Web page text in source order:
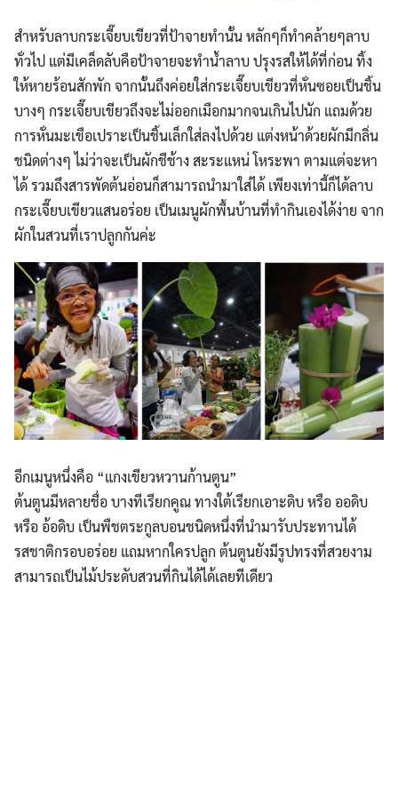
สำหรับลาบกระเจี๊ยบเขียวที่ป้าจายทำนั้น หลักๆก็ทำคล้ายๆลาบ
ทั่วไป แต่มีเคล็ดลับคือป้าจายจะทำน้ำลาบ ปรุงรสให้ได้ที่ก่อน ทิ้ง
ให้หายร้อนสักพัก จากนั้นถึงค่อยใส่กระเจี๊ยบเขียวที่หั่นซอยเป็นชิ้น
บางๆ กระเจี๊ยบเขียวถึงจะไม่ออกเมือกมากจนเกินไปนัก แถมด้วย
การหั่นมะเขือเปราะเป็นชิ้นเล็กใส่ลงไปด้วย แต่งหน้าด้วยผักมีกลิ่น
ชนิดต่างๆ ไม่ว่าจะเป็นผักชีช้าง สะระแหน่ โหระพา ตามแต่จะหา
ได้ รวมถึงสารพัดต้นอ่อนก็สามารถนำมาใส่ได้ เพียงเท่านี้ก็ได้ลาบ
กระเจี๊ยบเขียวแสนอร่อย เป็นเมนูผักพื้นบ้านที่ทำกินเองได้ง่าย จาก
ผักในสวนที่เราปลูกกันค่ะ
อีกเมนูหนึ่งคือ “แกงเขียวหวานก้านตูน”
ต้นตูนมีหลายชื่อ บางทีเรียกคูณ ทางใต้เรียกเอาะดิบ หรือ ออดิบ
หรือ อ้อดิบ เป็นพืชตระกูลบอนชนิดหนึ่งที่นำมารับประทานได้
รสชาติกรอบอร่อย แถมหากใครปลูก ต้นตูนยังมีรูปทรงที่สวยงาม
สามารถเป็นไม้ประดับสวนที่กินได้ได้เลยทีเดียว